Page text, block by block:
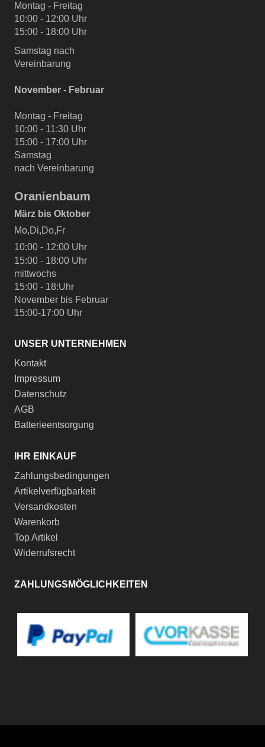
Montag - Freitag
10:00 - 12:00 Uhr
15:00 - 18:00 Uhr
Samstag nach
Vereinbarung
November - Februar
Montag - Freitag
10:00 - 11:30 Uhr
15:00 - 17:00 Uhr
Samstag
nach Vereinbarung
Oranienbaum
März bis Oktober
Mo,Di,Do,Fr
10:00 - 12:00 Uhr
15:00 - 18:00 Uhr
mittwochs
15:00 - 18:Uhr
November bis Februar
15:00-17:00 Uhr
UNSER UNTERNEHMEN
Kontakt
Impressum
Datenschutz
AGB
Batterieentsorgung
IHR EINKAUF
Zahlungsbedingungen
Artikelverfügbarkeit
Versandkosten
Warenkorb
Top Artikel
Widerrufsrecht
ZAHLUNGSMÖGLICHKEITEN